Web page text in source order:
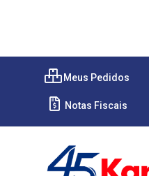
Meus Pedidos
Notas Fiscais